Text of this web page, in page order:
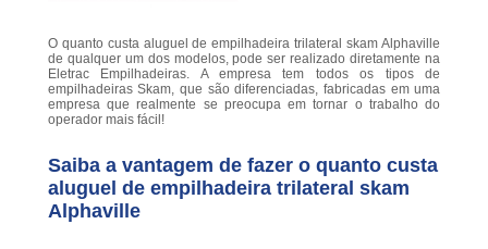
O quanto custa aluguel de empilhadeira trilateral skam Alphaville
de qualquer um dos modelos, pode ser realizado diretamente na
Eletrac Empilhadeiras. A empresa tem todos os tipos de
empilhadeiras Skam, que são diferenciadas, fabricadas em uma
empresa que realmente se preocupa em tornar o trabalho do
operador mais fácil!
Saiba a vantagem de fazer o quanto custa
aluguel de empilhadeira trilateral skam
Alphaville